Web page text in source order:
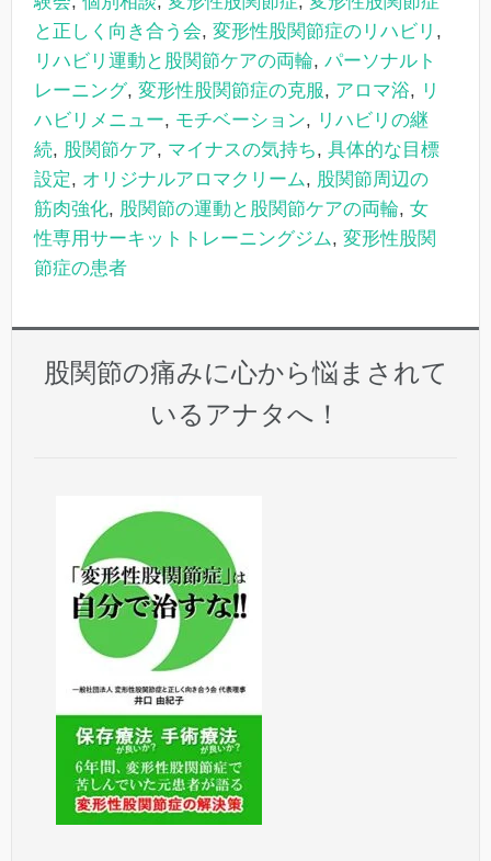
と正しく向き合う会, 変形性股関節症のリハビリ ,
リハビリ運動と股関節ケアの両輪, パーソナルト
レーニング, 変形性股関節症の克服, アロマ浴, リ
ハビリメニュー, モチベーション, リハビリの継
続, 股関節ケア, マイナスの気持ち, 具体的な目標
設定, オリジナルアロマクリーム, 股関節周辺の
筋肉強化, 股関節の運動と股関節ケアの両輪, 女
性専用サーキットトレーニングジム, 変形性股関
節症の患者
股関節の痛みに心から悩まされて
いるアナタへ！